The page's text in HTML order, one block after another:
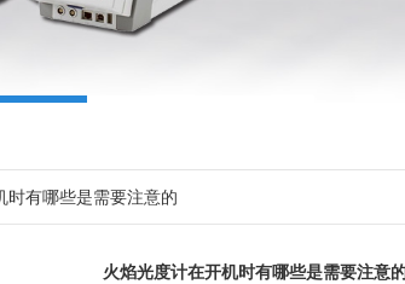
时有哪些是需要注意的
火焰光度计在开机时有哪些是需要注意